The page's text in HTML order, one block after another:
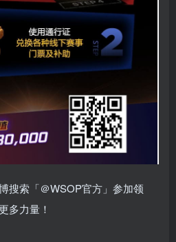
搜索「＠WSOP官方」参加领
多力量！